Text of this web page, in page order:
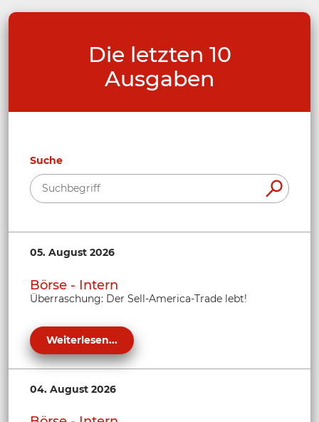
Die letzten 10
Ausgaben
Suche
05. August 2026
Börse - Intern
Überraschung: Der Sell-America-Trade lebt!
Weiterlesen...
04. August 2026